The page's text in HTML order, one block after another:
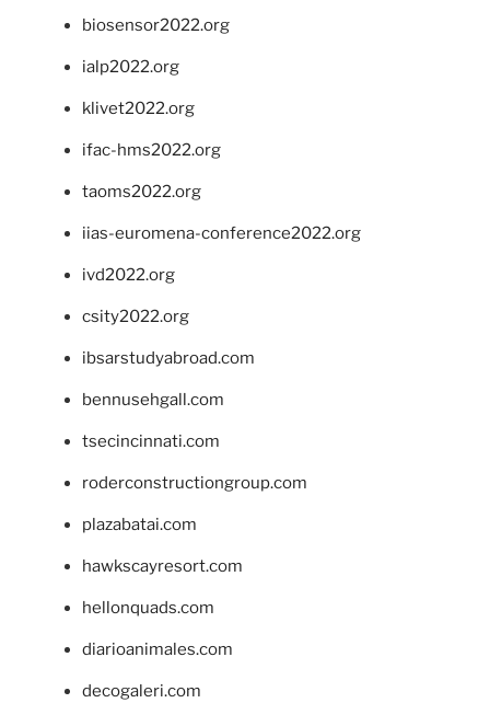
biosensor2022.org
ialp2022.org
klivet2022.org
ifac-hms2022.org
taoms2022.org
iias-euromena-conference2022.org
ivd2022.org
csity2022.org
ibsarstudyabroad.com
bennusehgall.com
tsecincinnati.com
roderconstructiongroup.com
plazabatai.com
hawkscayresort.com
hellonquads.com
diarioanimales.com
decogaleri.com